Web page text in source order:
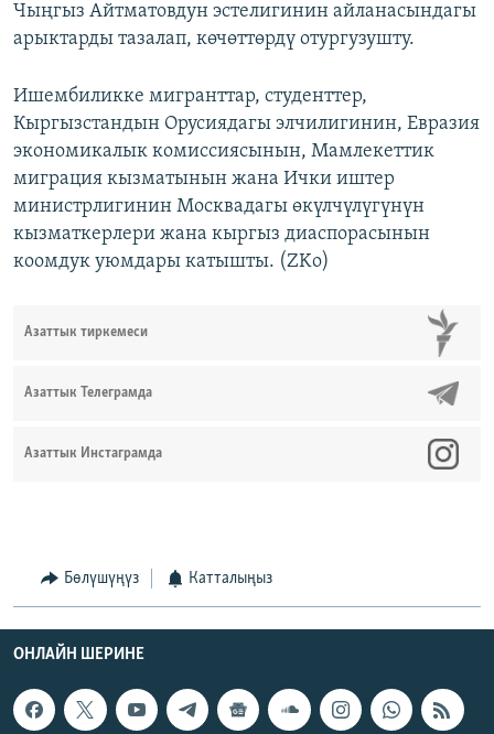
Чыңгыз Айтматовдун эстелигинин айланасындагы
арыктарды тазалап, көчөттөрдү отургузушту.
Ишембиликке мигранттар, студенттер,
Кыргызстандын Орусиядагы элчилигинин, Евразия
экономикалык комиссиясынын, Мамлекеттик
миграция кызматынын жана Ички иштер
министрлигинин Москвадагы өкүлчүлүгүнүн
кызматкерлери жана кыргыз диаспорасынын
коомдук уюмдары катышты. (ZKo)
Азаттык тиркемеси
Азаттык Телеграмда
Азаттык Инстаграмда
Бөлүшүңүз Катталыңыз
ОНЛАЙН ШЕРИНЕ